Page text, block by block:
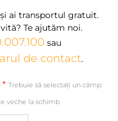
şi ai transportul gratuit.
Te ajutăm noi.
sau
de contact.
* Trebuie să selectați un câmp:
veche la schimb